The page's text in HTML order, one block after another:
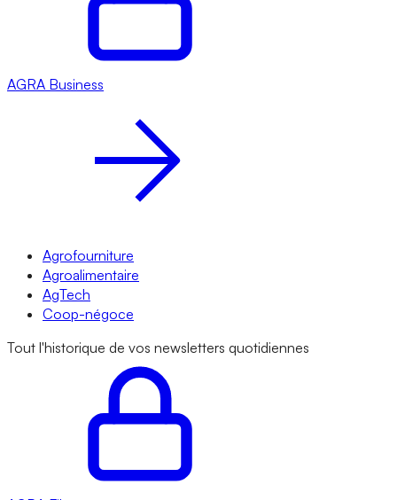
AGRA Business
Agrofourniture
Agroalimentaire
AgTech
Coop-négoce
Tout l'historique de vos newsletters quotidiennes